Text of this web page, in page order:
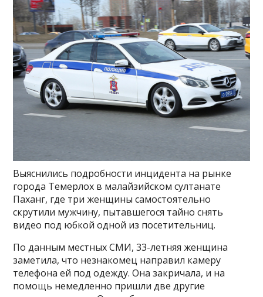
Выяснились подробности инцидента на рынке
города Темерлох в малайзийском султанате
Паханг, где три женщины самостоятельно
скрутили мужчину, пытавшегося тайно снять
видео под юбкой одной из посетительниц.
По данным местных СМИ, 33-летняя женщина
заметила, что незнакомец направил камеру
телефона ей под одежду. Она закричала, и на
помощь немедленно пришли две другие